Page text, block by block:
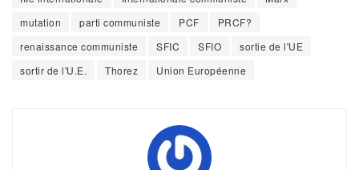
mutation
parti communiste PCF
PRCF?
renaissance communiste
SFIC SFIO
sortie de l'UE
sortir de l'U.E.
Thorez Union Européenne